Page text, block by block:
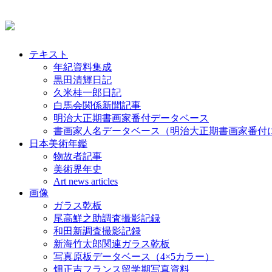
テキスト
年紀資料集成
黒田清輝日記
久米桂一郎日記
白馬会関係新聞記事
明治大正期書画家番付データベース
書画家人名データベース（明治大正期書画家番付
日本美術年鑑
物故者記事
美術界年史
Art news articles
画像
ガラス乾板
尾高鮮之助調査撮影記録
和田新調査撮影記録
新海竹太郎関連ガラス乾板
写真原板データベース（4×5カラー）
畑正吉フランス留学期写真資料